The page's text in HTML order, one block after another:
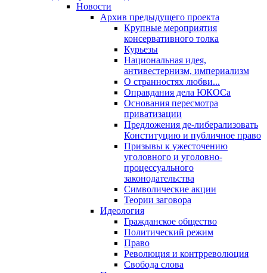
Новости
Архив предыдущего проекта
Крупные мероприятия
консервативного толка
Курьезы
Национальная идея,
антивестернизм, империализм
О странностях любви...
Оправдания дела ЮКОСа
Основания пересмотра
приватизации
Предложения де-либерализовать
Конституцию и публичное право
Призывы к ужесточению
уголовного и уголовно-
процессуального
законодательства
Символические акции
Теории заговора
Идеология
Гражданское общество
Политический режим
Право
Революция и контрреволюция
Свобода слова